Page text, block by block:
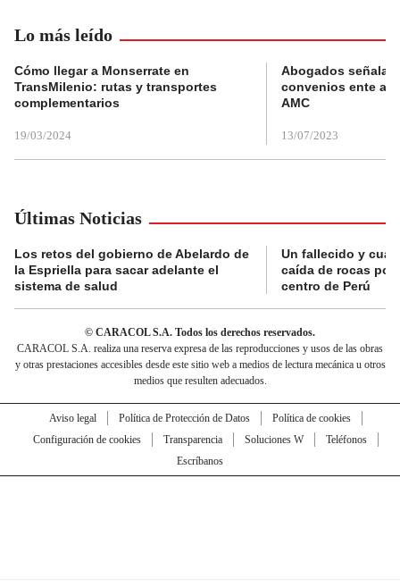
Lo más leído
Cómo llegar a Monserrate en
TransMilenio: rutas y transportes
complementarios
19/03/2024
Abogados
convenios ente
AMC
13/07/2023
Últimas Noticias
Los retos del gobierno de Abelardo de
la Espriella para sacar adelante el
sistema de salud
Un fallecido y
caída de rocas por
centro de Perú
© CARACOL S.A. Todos los derechos reservados.
CARACOL S.A. realiza una reserva expresa de las reproducciones y usos de las obras
y otras prestaciones accesibles desde este sitio web a medios de lectura mecánica u otros
medios que resulten adecuados.
Aviso legal Política de Protección de Datos
Política de cookies
Configuración de cookies
Transparencia Soluciones W
Teléfonos
Escríbanos